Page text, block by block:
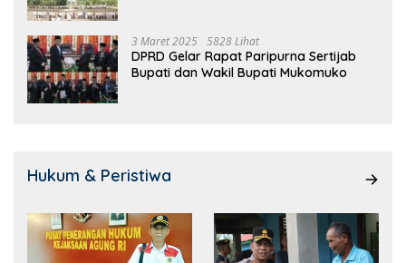
3 Maret 2025 5828 Lihat
DPRD Gelar Rapat Paripurna Sertijab
Bupati dan Wakil Bupati Mukomuko
Hukum & Peristiwa